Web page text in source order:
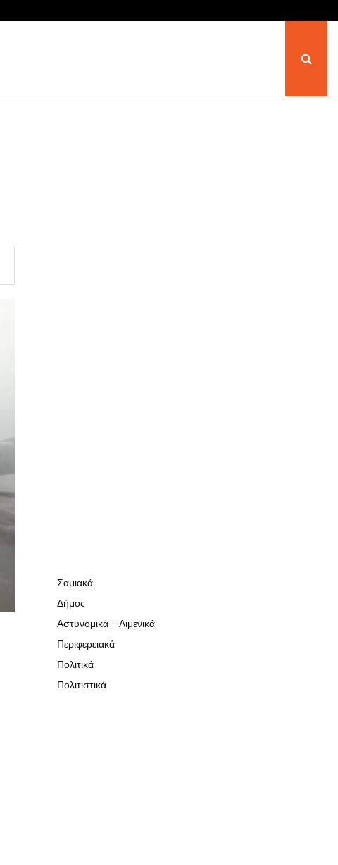
Σαμιακά
Δήμος
Αστυνομικά – Λιμενικά
Περιφερειακά
Πολιτικά
Πολιτιστικά